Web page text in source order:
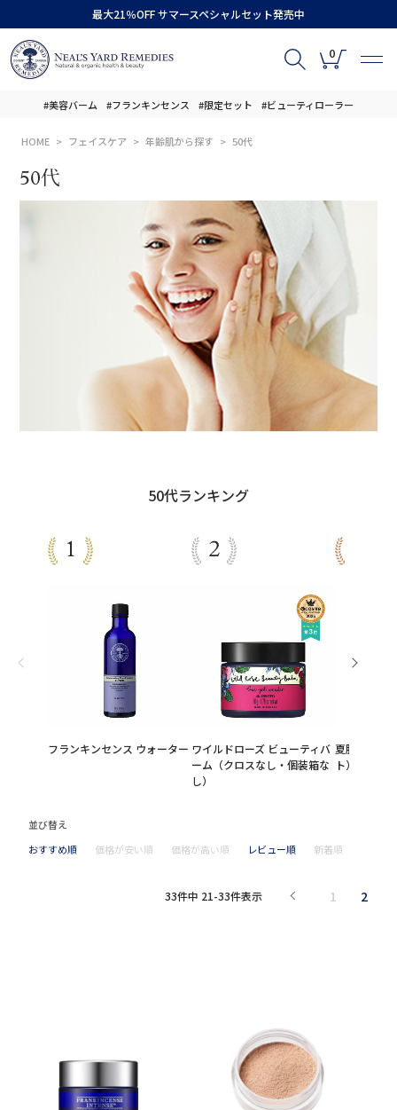
最大21％OFF サマースペシャルセット発売中
0
#美容バーム #フランキンセンス #限定セット #ビューティローラー
HOME フェイスケア 年齢肌から探す 50代
50代
50代ランキング
フランキンセンス ウォーター ワイルドローズ ビューティバ
ーム（クロスなし・個装箱な
し）
夏肌ウォー
ト）
並び替え
おすすめ順
価格が安い順 価格が高い順 レビュー順 新着順
33件中 21-33件表示 1 2